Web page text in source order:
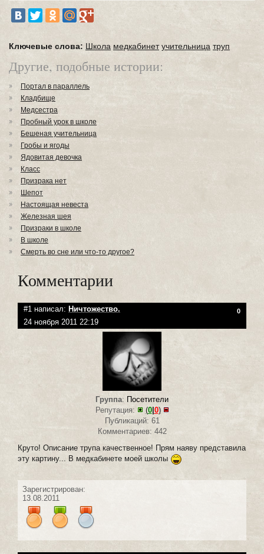
Ключевые слова: Школа медкабинет учительница труп
Другие, подобные истории:
Портал в параллель
Кладбище
Медсестра
Пробный урок в школе
Бешеная учительница
Гробы и ягоды
Ядовитая девочка
Класс
Призрака нет
Шепот
Настоящая невеста
Железная шея
Призраки в школе
В школе
Смерть во сне или что-то другое?
Комментарии
#1 написал: Ничтожество. 0
24 ноября 2011 22:19
Группа: Посетители
Репутация:
(0| 0)
Публикаций: 61
Комментариев: 442
Круто! Описание трупа качественное! Прям наяву представила
эту картину... В медкабинете моей школы
Зарегистрирован:
13.08.2011